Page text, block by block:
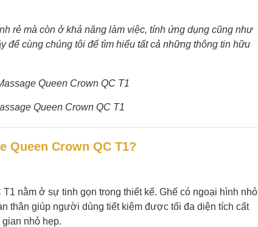
rẻ mà còn ở khả năng làm việc, tính ứng dụng cũng như
để cùng chúng tôi để tìm hiểu tất cả những thông tin hữu
Queen Crown QC T1
Queen Crown QC T1?
nằm ở sự tinh gọn trong thiết kế. Ghế có ngoại hình nhỏ
thân giúp người dùng tiết kiệm được tối đa diện tích cất
nhỏ hẹp.